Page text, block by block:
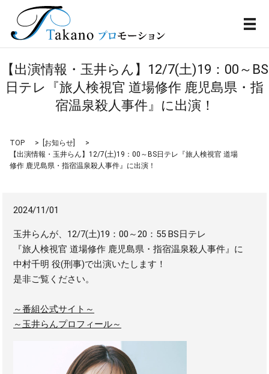
メ
【出演情報・玉井らん】12/7(土)19：00～BS
日テレ『旅人検視官 道場修作 鹿児島県・指
宿温泉殺人事件』に出演！
TOP お知らせ
【出演情報・玉井らん】12/7(土)19：00～BS日テレ『旅人検視官 道場
修作 鹿児島県・指宿温泉殺人事件』に出演！
2024/11/01
玉井らんが、12/7(土)19：00～20：55 BS日テレ
『旅人検視官 道場修作 鹿児島県・指宿温泉殺人事件』に
中村千明 役(刑事)で出演いたします！
是非ご覧ください。
～番組公式サイト～
～玉井らんプロフィール～